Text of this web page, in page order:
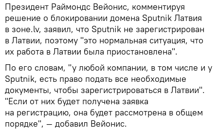
Президент Раймондс Вейонис, комментируя
решение о блокировании домена Sputnik Латвия
в зоне.lv, заявил, что Sputnik не зарегистрирован
в Латвии, поэтому "это нормальная ситуация, что
их работа в Латвии была приостановлена".
По его словам, "у любой компании, в том числе и у
Sputnik, есть право подать все необходимые
документы, чтобы зарегистрироваться в Латвии".
"Если от них будет получена заявка
на регистрацию, она будет рассмотрена в общем
порядке", — добавил Вейонис.